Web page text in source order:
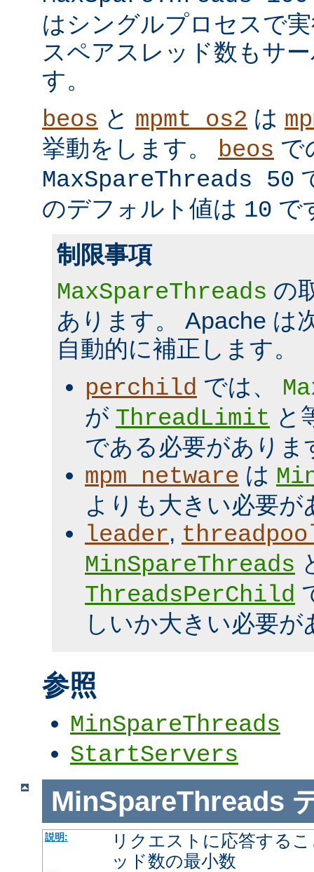
はシングルプロセスで
スペアスレッド数もサ
す。
beos と mpmt_os2 は
挙動をします。 beos で
MaxSpareThreads 50
のデフォルト値は 10 で
制限事項
MaxSpareThreads の
あります。 Apache は
自動的に補正します。
perchild では、
が ThreadLimit と
である必要がありま
mpm_netware は
よりも大きい必要が
leader,
MinSpareThreads
ThreadsPerChild
しいか大きい必要が
参照
MinSpareThreads
StartServers
MinSpareThreads
説明:
リクエストに応答する
ッド数の最小数